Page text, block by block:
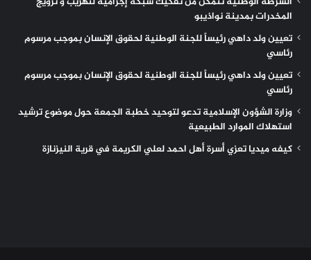
المخدرات بمدينة نواذيبو
تعيين ولد داهي رئيساً للجنة الوطنية لحقوق الإنسان بموجب مرسوم
رئاسي
تعيين ولد داهي رئيساً للجنة الوطنية لحقوق الإنسان بموجب مرسوم
رئاسي
وزارة الشؤون الإسلامية تدعو لتوحيد خطبة الجمعة حول موضوع ترشيد
استهلاك الموارد الطبيعية
كيفه ميديا تعزي أسرة أهل احمد لعلي الكريمة في قرية النيزنازة